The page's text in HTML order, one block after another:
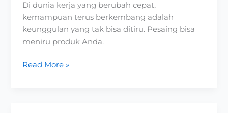
Di dunia kerja yang berubah cepat,
kemampuan terus berkembang adalah
keunggulan yang tak bisa ditiru. Pesaing bisa
meniru produk Anda.
Read More »